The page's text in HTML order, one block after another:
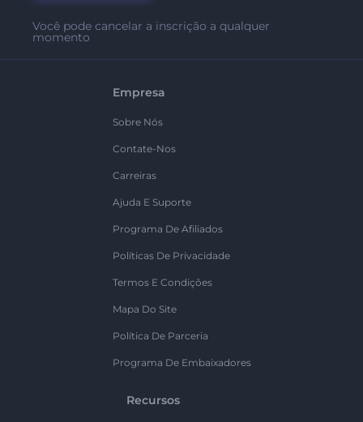
Você pode cancelar a inscrição a qualquer
momento
Empresa
Sobre Nós
Contate-Nos
Carreiras
Ajuda E Suporte
Programa De Afiliados
Políticas De Privacidade
Termos E Condições
Mapa Do Site
Política De Parceria
Programa De Embaixadores
Recursos